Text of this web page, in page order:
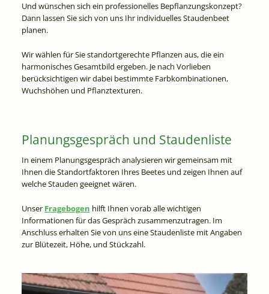
Und wünschen sich ein professionelles Bepflanzungskonzept?
Dann lassen Sie sich von uns Ihr individuelles Staudenbeet
planen.
Wir wählen für Sie standortgerechte Pflanzen aus, die ein
harmonisches Gesamtbild ergeben. Je nach Vorlieben
berücksichtigen wir dabei bestimmte Farbkombinationen,
Wuchshöhen und Pflanztexturen.
Planungsgespräch und Staudenliste
In einem Planungsgespräch analysieren wir gemeinsam mit
Ihnen die Standortfaktoren Ihres Beetes und zeigen Ihnen auf
welche Stauden geeignet wären.
Unser Fragebogen hilft Ihnen vorab alle wichtigen
Informationen für das Gespräch zusammenzutragen. Im
Anschluss erhalten Sie von uns eine Staudenliste mit Angaben
zur Blütezeit, Höhe, und Stückzahl.